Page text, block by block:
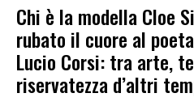
Chi è la modella Cloe
rubato il cuore al
Lucio Corsi: tra arte,
riservatezza d’altri